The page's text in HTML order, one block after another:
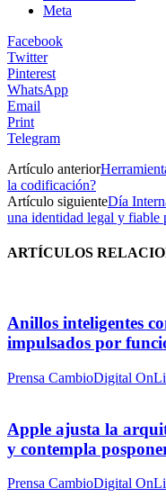
Meta
Facebook
Twitter
Pinterest
WhatsApp
Email
Print
Telegram
Artículo anterior
la codificación?
Artículo siguienteDía
una identidad legal y fiable
ARTÍCULOS
Anillos inteligentes
impulsados por
Prensa CambioDigital
Apple ajusta la
y contempla
Prensa CambioDigital